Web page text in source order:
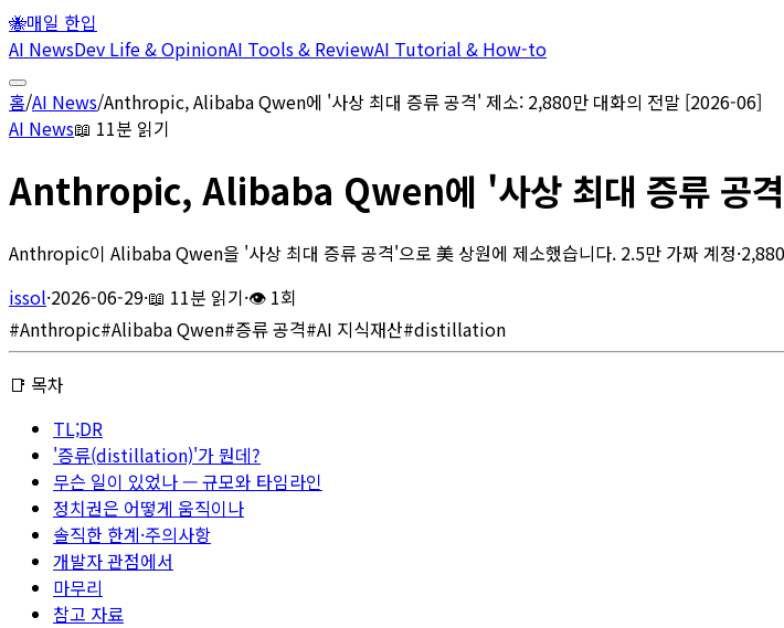
🐝매일 한입
AI NewsDev Life & OpinionAI Tools & ReviewAI Tutorial & How-to
홈/AI News/Anthropic, Alibaba Qwen에 '사상 최대 증류 공격' 제소: 2,880만 대화의 전말 [2026-06]
AI News📖 11분 읽기
Anthropic, Alibaba Qwen에 '사상 최대 증류 공
Anthropic이 Alibaba Qwen을 '사상 최대 증류 공격'으로 美 상원에 제소했습니다. 2.5만 가짜 계정
issol·2026-06-29·📖 11분 읽기·👁 1회
#Anthropic#Alibaba Qwen#증류 공격#AI 지식재산#distillation
📑 목차
TL;DR
'증류(distillation)'가 뭔데?
무슨 일이 있었나 — 규모와 타임라인
정치권은 어떻게 움직이나
솔직한 한계·주의사항
개발자 관점에서
마무리
참고 자료